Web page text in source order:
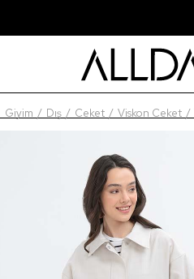
Giyim Dış Ceket Viskon Ceket